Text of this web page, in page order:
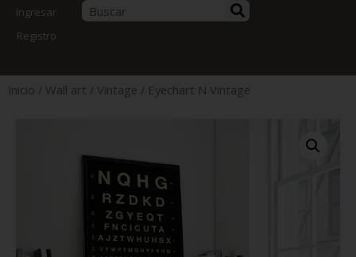
Ingresar
Registro
Inicio / Wall art / Vintage / Eyechart N Vintage